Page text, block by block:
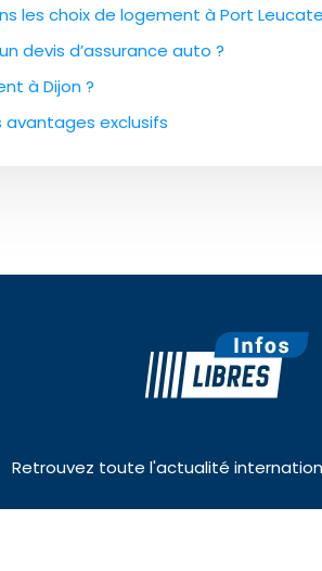
les choix de logement à Port
devis d’assurance auto ?
à Dijon ?
exclusifs
Retrouvez toute l'actualité